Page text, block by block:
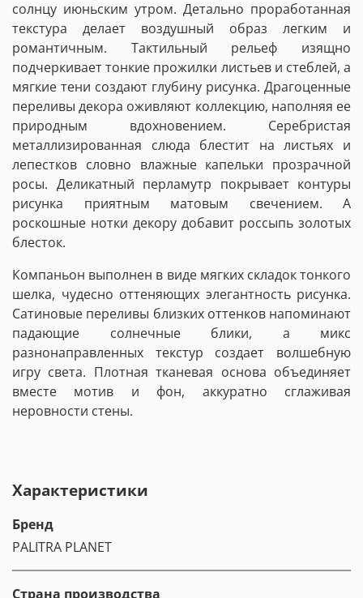
солнцу июньским утром. Детально проработанная
текстура делает воздушный образ легким и
романтичным. Тактильный рельеф изящно
подчеркивает тонкие прожилки листьев и стеблей, а
мягкие тени создают глубину рисунка. Драгоценные
переливы декора оживляют коллекцию, наполняя ее
природным вдохновением. Серебристая
металлизированная слюда блестит на листьях и
лепестков словно влажные капельки прозрачной
росы. Деликатный перламутр покрывает контуры
рисунка приятным матовым свечением. А
роскошные нотки декору добавит россыпь золотых
блесток.
Компаньон выполнен в виде мягких складок тонкого
шелка, чудесно оттеняющих элегантность рисунка.
Сатиновые переливы близких оттенков напоминают
падающие солнечные блики, а микс
разнонаправленных текстур создает волшебную
игру света. Плотная тканевая основа объединяет
вместе мотив и фон, аккуратно сглаживая
неровности стены.
Характеристики
Бренд
PALITRA PLANET
Страна производства